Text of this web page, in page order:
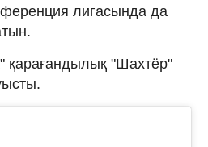
лигасында да
қарағандылық "Шахтёр"